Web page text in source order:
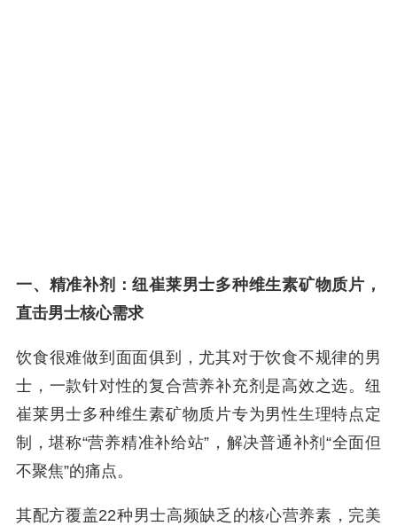
一、精准补剂：纽崔莱男士多种维生素矿物质片，
直击男士核心需求
饮食很难做到面面俱到，尤其对于饮食不规律的男
士，一款针对性的复合营养补充剂是高效之选。纽
崔莱男士多种维生素矿物质片专为男性生理特点定
制，堪称“营养精准补给站”，解决普通补剂“全面但
不聚焦”的痛点。
其配方覆盖22种男士高频缺乏的核心营养素，完美